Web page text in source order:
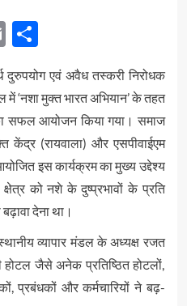
EmailShare
दुरुपयोग एवं अवैध तस्करी निरोधक
‘नशा मुक्त भारत अभियान’ के तहत
सफल आयोजन किया गया। समाज
केंद्र (रायवाला) और एसपीवाईएम
इस कार्यक्रम का मुख्य उद्देश्य
क्षेत्र को नशे के दुष्प्रभावों के प्रति
देना था।
व्यापार मंडल के अध्यक्ष रजत
जैसे अनेक प्रतिष्ठित होटलों,
प्रबंधकों और कर्मचारियों ने बढ़-